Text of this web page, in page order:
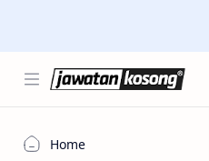
Home